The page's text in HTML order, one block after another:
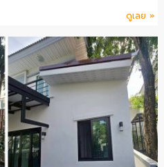
ดูเลย »